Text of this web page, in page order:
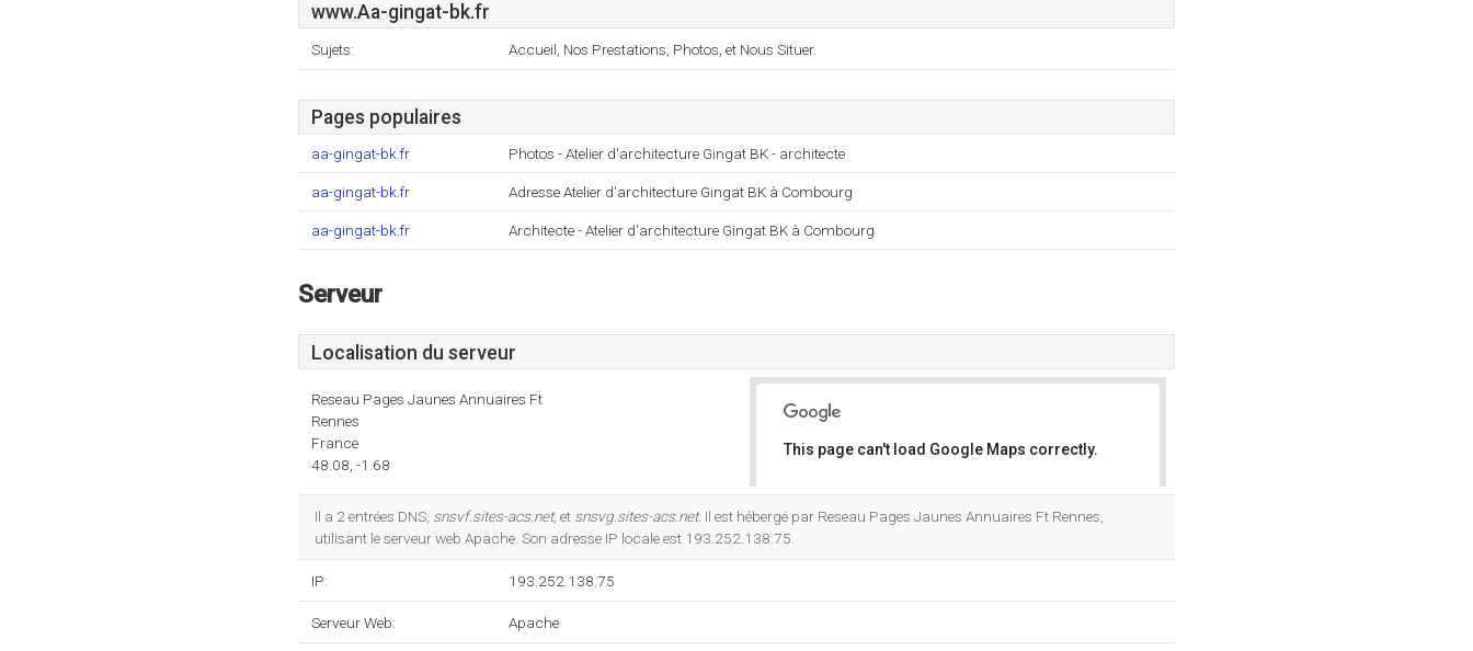
www.Aa-gingat-bk.fr
Sujets: Accueil, Nos Prestations, Photos, et Nous Situer.
Pages populaires
aa-gingat-bk.fr Photos - Atelier d'architecture Gingat BK - architecte
aa-gingat-bk.fr Adresse Atelier d'architecture Gingat BK à Combourg
aa-gingat-bk.fr Architecte - Atelier d'architecture Gingat BK à Combourg
Serveur
Localisation du serveur
Reseau Pages Jaunes Annuaires Ft
Rennes
France
48.08, -1.68
This page can't load Google Maps correctly.
Il a 2 entrées DNS, snsvf.sites-acs.net, et snsvg.sites-acs.net. Il est hébergé par Reseau Pages Jaunes Annuaires Ft Rennes,
utilisant le serveur web Apache. Son adresse IP locale est 193.252.138.75.
IP: 193.252.138.75
Serveur Web: Apache